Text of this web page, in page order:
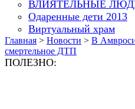
ВЛИЯТЕЛЬНЫЕ
Одаренные дети 2013
Виртуальный храм
Главная > Новости > В
смертельное ДТП
ПОЛЕЗНО: